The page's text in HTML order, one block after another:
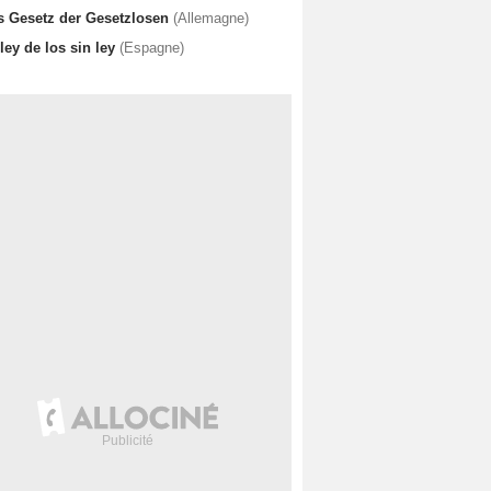
Gesetz der Gesetzlosen (Allemagne)
de los sin ley (Espagne)